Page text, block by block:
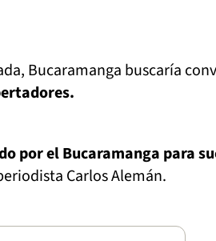
Bucaramanga buscaría
por el Bucaramanga para
Carlos Alemán.